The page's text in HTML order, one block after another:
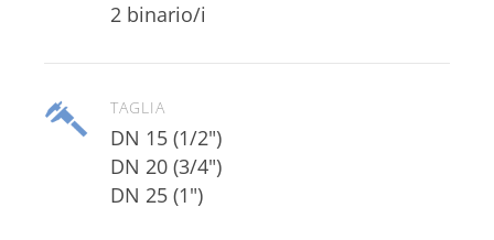
2 binario/i
TAGLIA
DN 15 (1/2")
DN 20 (3/4")
DN 25 (1")